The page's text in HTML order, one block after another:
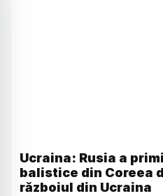
Ucraina: Rusia a
balistice din Coreea
războiul din Ucraina